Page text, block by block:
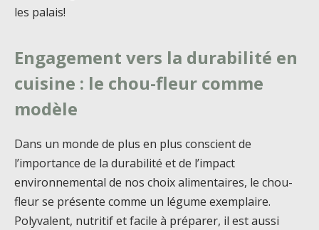
les palais!
Engagement vers la durabilité en
cuisine : le chou-fleur comme
modèle
Dans un monde de plus en plus conscient de
l’importance de la durabilité et de l’impact
environnemental de nos choix alimentaires, le chou-
fleur se présente comme un légume exemplaire.
Polyvalent, nutritif et facile à préparer, il est aussi